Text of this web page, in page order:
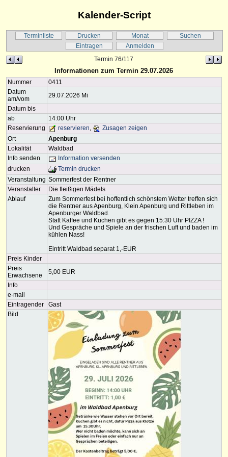
Kalender-Script
Terminliste Drucken Monat
Suchen
Eintragen
Anmelden
Termin 76/117
Informationen zum Termin 29.07.2026
Nummer
0411
Datum
am/vom
29.07.2026 Mi
Datum bis
ab
14:00 Uhr
Reservierung
reservieren,
Zusagen zeigen
Ort
Apenburg
Lokalität
Waldbad
Info senden
Information versenden
drucken
Termin drucken
Veranstaltung Sommerfest der Rentner
Veranstalter
Die fleißigen Mädels
Ablauf
Zum Sommerfest bei hoffentlich schönstem Wetter treffen sich
die Rentner aus Apenburg, Klein Apenburg und Rittleben im
Apenburger Waldbad.
Statt Kaffee und Kuchen gibt es gegen 15:30 Uhr PIZZA !
Und Gespräche und Spiele an der frischen Luft und baden im
kühlen Nass!
Eintritt Waldbad separat 1,-EUR
Preis Kinder
Preis
Erwachsene
5,00 EUR
Info
e-mail
Eintragender
Gast
Bild